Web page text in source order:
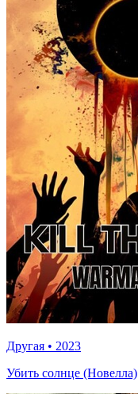
Другая • 2023
Убить солнце (Новелла)